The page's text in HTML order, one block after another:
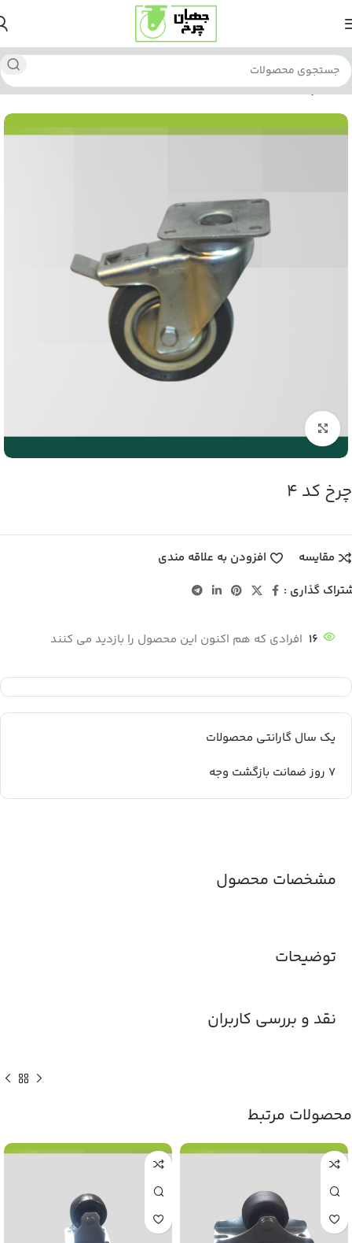
خانه چرخ
بزرگنمایی تصویر
چرخ کد 4
مقایسه
افزودن به علاقه مندی
گذاری :
16 افرادی که هم اکنون این محصول را بازدید می کنند
یک سال گارانتی محصولات
7 روز ضمانت بازگشت وجه
توضیحات
مشخصات محصول
نقد و بررسی کاربران
محصولات مرتبط